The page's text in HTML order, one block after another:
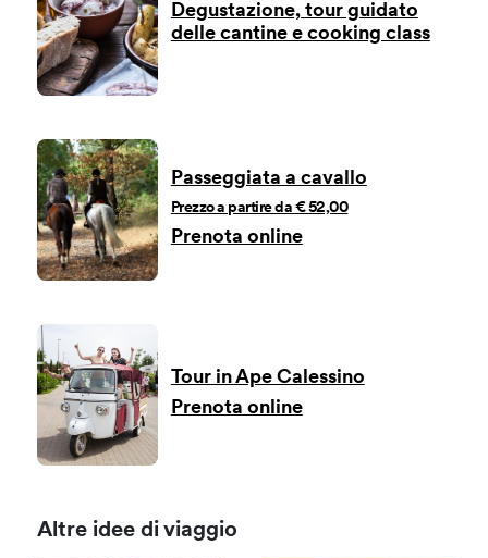
Degustazione, tour guidato
delle cantine e cooking class
Passeggiata a cavallo
Prezzo a partire da € 52,00
Prenota online
Tour in Ape Calessino
Prenota online
Altre idee di viaggio